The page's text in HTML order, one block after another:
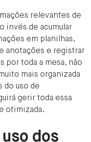
relevantes de
invés de acumular
em planilhas,
anotações e registrar
por toda a mesa, não
mais organizada
do uso de
gerir toda essa
otimizada.
dos